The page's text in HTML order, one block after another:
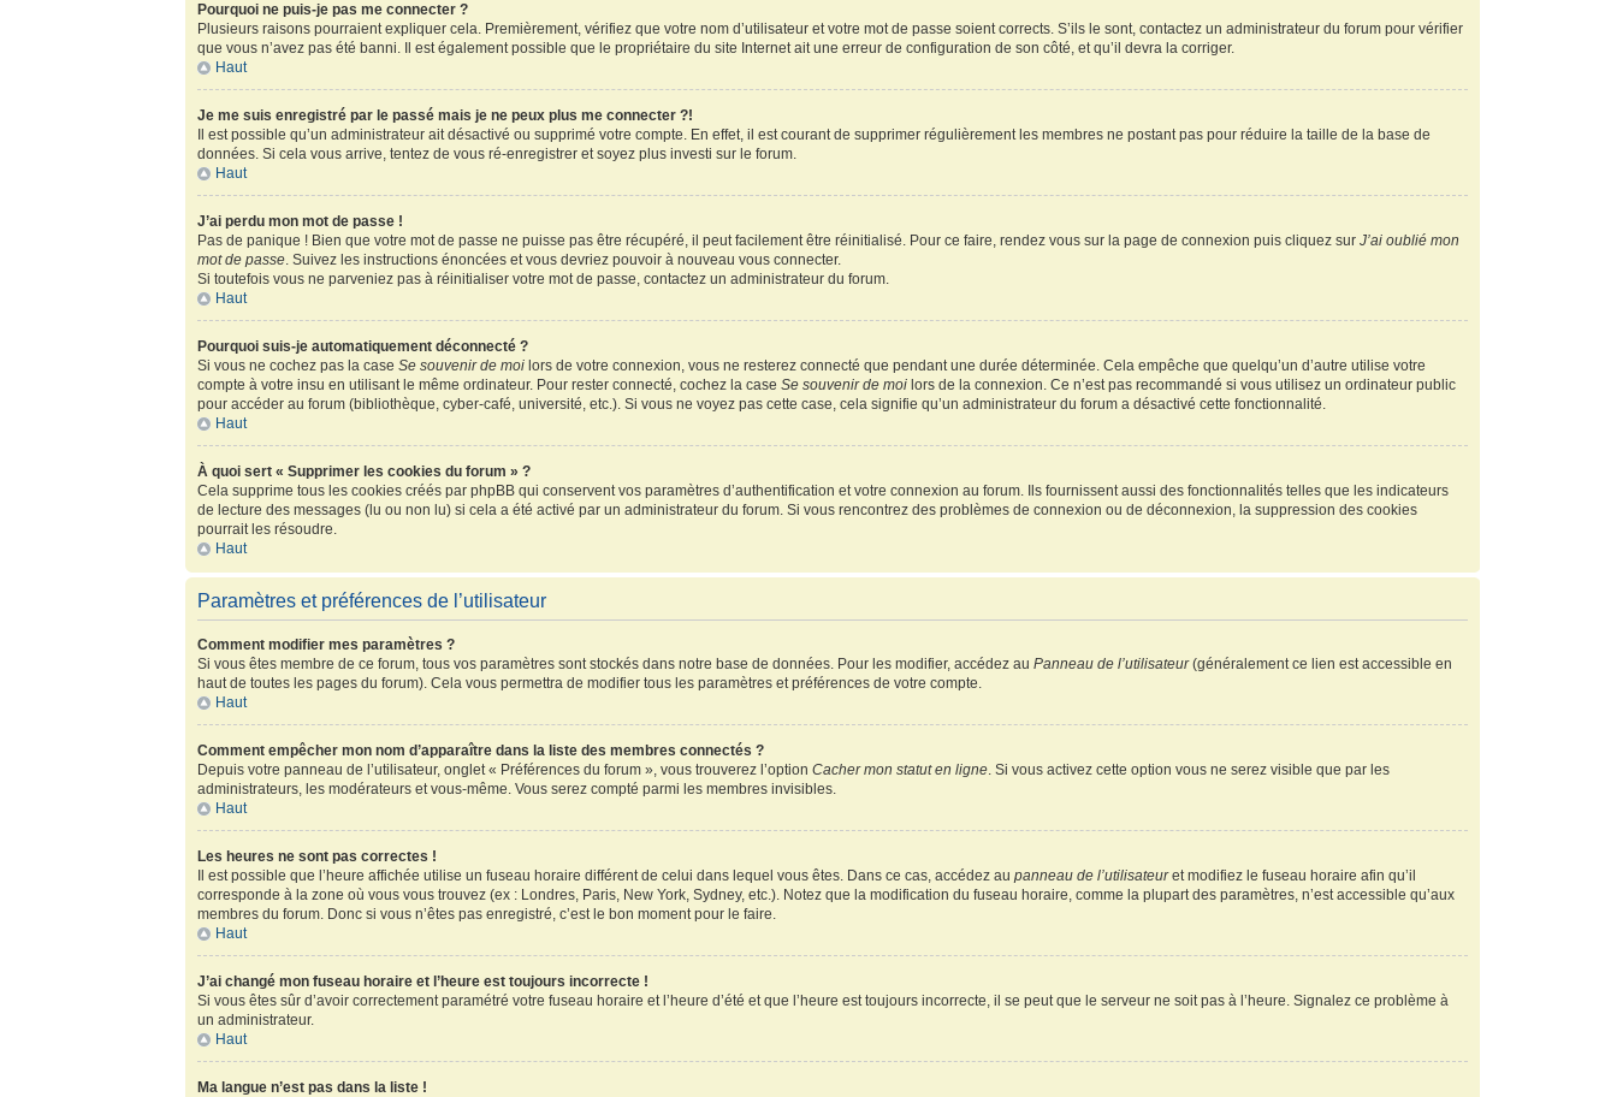
Pourquoi ne puis-je pas me connecter ?
Plusieurs raisons pourraient expliquer cela. Premièrement, vérifiez que votre nom d’utilisateur et votre mot de passe soient corrects. S’ils le sont, contactez un administrateur du forum pour vérifier
que vous n’avez pas été banni. Il est également possible que le propriétaire du site Internet ait une erreur de configuration de son côté, et qu’il devra la corriger.
Haut
Je me suis enregistré par le passé mais je ne peux plus me connecter ?!
Il est possible qu’un administrateur ait désactivé ou supprimé votre compte. En effet, il est courant de supprimer régulièrement les membres ne postant pas pour réduire la taille de la base de
données. Si cela vous arrive, tentez de vous ré-enregistrer et soyez plus investi sur le forum.
Haut
J’ai perdu mon mot de passe !
Pas de panique ! Bien que votre mot de passe ne puisse pas être récupéré, il peut facilement être réinitialisé. Pour ce faire, rendez vous sur la page de connexion puis cliquez surJ’ai oublié mon
mot de passe. Suivez les instructions énoncées et vous devriez pouvoir à nouveau vous connecter.
Si toutefois vous ne parveniez pas à réinitialiser votre mot de passe, contactez un administrateur du forum.
Haut
Pourquoi suis-je automatiquement déconnecté ?
Si vous ne cochez pas la caseSe souvenir de moi lors de votre connexion, vous ne resterez connecté que pendant une durée déterminée. Cela empêche que quelqu’un d’autre utilise votre
compte à votre insu en utilisant le même ordinateur. Pour rester connecté, cochez la caseSe souvenir de moi lors de la connexion. Ce n’est pas recommandé si vous utilisez un ordinateur public
pour accéder au forum (bibliothèque, cyber-café, université, etc.). Si vous ne voyez pas cette case, cela signifie qu’un administrateur du forum a désactivé cette fonctionnalité.
Haut
À quoi sert « Supprimer les cookies du forum » ?
Cela supprime tous les cookies créés par phpBB qui conservent vos paramètres d’authentification et votre connexion au forum. Ils fournissent aussi des fonctionnalités telles que les indicateurs
de lecture des messages (lu ou non lu) si cela a été activé par un administrateur du forum. Si vous rencontrez des problèmes de connexion ou de déconnexion, la suppression des cookies
pourrait les résoudre.
Haut
Paramètres et préférences de l’utilisateur
Comment modifier mes paramètres ?
Si vous êtes membre de ce forum, tous vos paramètres sont stockés dans notre base de données. Pour les modifier, accédez auPanneau de l’utilisateur(généralement ce lien est accessible en
haut de toutes les pages du forum). Cela vous permettra de modifier tous les paramètres et préférences de votre compte.
Haut
Comment empêcher mon nom d’apparaître dans la liste des membres connectés ?
Depuis votre panneau de l’utilisateur, onglet « Préférences du forum », vous trouverez l’optionCacher mon statut en ligne. Si vous activez cette option vous ne serez visible que par les
administrateurs, les modérateurs et vous-même. Vous serez compté parmi les membres invisibles.
Haut
Les heures ne sont pas correctes !
Il est possible que l’heure affichée utilise un fuseau horaire différent de celui dans lequel vous êtes. Dans ce cas, accédez aupanneau de l’utilisateuret modifiez le fuseau horaire afin qu’il
corresponde à la zone où vous vous trouvez (ex : Londres, Paris, New York, Sydney, etc.). Notez que la modification du fuseau horaire, comme la plupart des paramètres, n’est accessible qu’aux
membres du forum. Donc si vous n’êtes pas enregistré, c’est le bon moment pour le faire.
Haut
J’ai changé mon fuseau horaire et l’heure est toujours incorrecte !
Si vous êtes sûr d’avoir correctement paramétré votre fuseau horaire et l’heure d’été et que l’heure est toujours incorrecte, il se peut que le serveur ne soit pas à l’heure. Signalez ce problème à
un administrateur.
Haut
Ma langue n’est pas dans la liste !